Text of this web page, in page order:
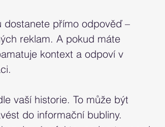
dostanete přímo odpověď –
reklam. A pokud máte
kontext a odpoví v
vaší historie. To může být
do informační bubliny.